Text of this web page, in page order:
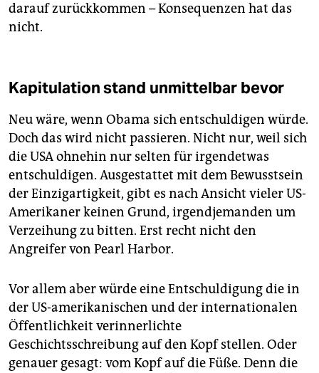
darauf zurückkommen – Konsequenzen hat das
nicht.
Kapitulation stand unmittelbar bevor
Neu wäre, wenn Obama sich entschuldigen würde.
Doch das wird nicht passieren. Nicht nur, weil sich
die USA ohnehin nur selten für irgendetwas
entschuldigen. Ausgestattet mit dem Bewusstsein
der Einzigartigkeit, gibt es nach Ansicht vieler US-
Amerikaner keinen Grund, irgendjemanden um
Verzeihung zu bitten. Erst recht nicht den
Angreifer von Pearl Harbor.
Vor allem aber würde eine Entschuldigung die in
der US-amerikanischen und der internationalen
Öffentlichkeit verinnerlichte
Geschichtsschreibung auf den Kopf stellen. Oder
genauer gesagt: vom Kopf auf die Füße. Denn die